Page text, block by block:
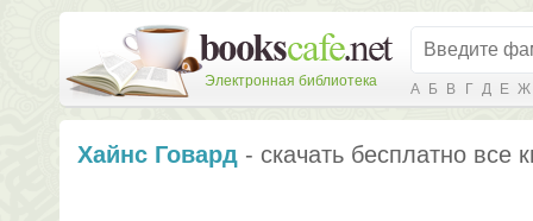
Электронная библиотека А Б В Г Д Е Ж
Хайнс Говард - скачать бесплатно все